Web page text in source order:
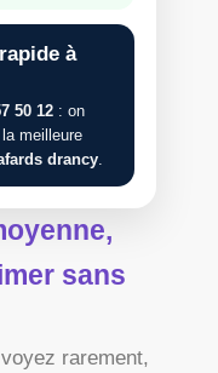
à
50 12 : on
meilleure
drancy.
sans
rarement,